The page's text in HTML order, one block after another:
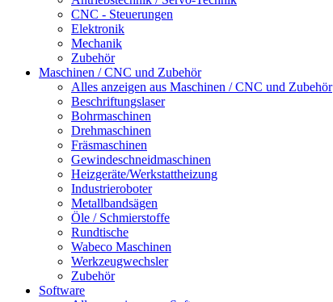
CNC - Steuerungen
Elektronik
Mechanik
Zubehör
Maschinen / CNC und Zubehör
Alles anzeigen aus Maschinen / CNC und Zubehör
Beschriftungslaser
Bohrmaschinen
Drehmaschinen
Fräsmaschinen
Gewindeschneidmaschinen
Heizgeräte/Werkstattheizung
Industrieroboter
Metallbandsägen
Öle / Schmierstoffe
Rundtische
Wabeco Maschinen
Werkzeugwechsler
Zubehör
Software